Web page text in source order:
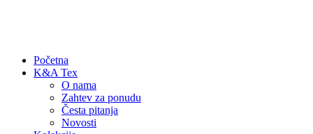
Početna
K&A Tex
O nama
Zahtev za ponudu
Česta pitanja
Novosti